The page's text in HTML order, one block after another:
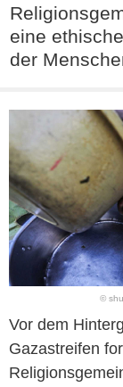
eine
der
©
Vor dem
Gazastreifen